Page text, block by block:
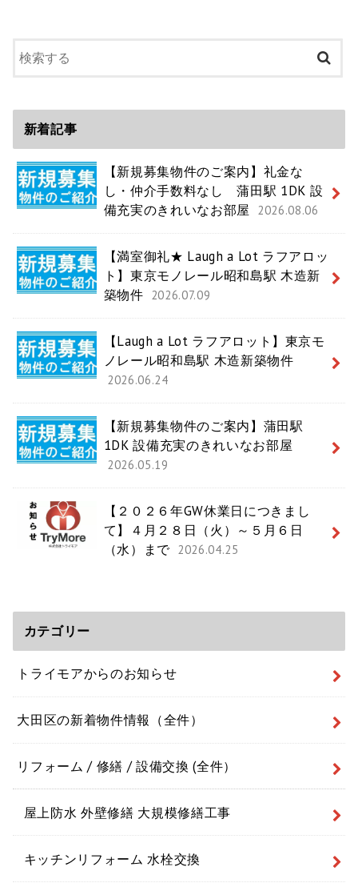
新着記事
【新規募集物件のご案内】礼金な
し・仲介手数料なし 蒲田駅 1DK 設
備充実のきれいなお部屋
2026.08.06
【満室御礼★ Laugh a Lot ラフアロッ
ト】東京モノレール昭和島駅 木造新
築物件 2026.07.09
【Laugh a Lot ラフアロット】東京モ
ノレール昭和島駅 木造新築物件
2026.06.24
【新規募集物件のご案内】蒲田駅
1DK 設備充実のきれいなお部屋
2026.05.19
【２０２６年GW休業日につきまし
て】４月２８日（火）～５月６日
（水）まで 2026.04.25
カテゴリー
トライモアからのお知らせ
大田区の新着物件情報（全件）
リフォーム / 修繕 / 設備交換 (全件）
屋上防水 外壁修繕 大規模修繕工事
キッチンリフォーム 水栓交換